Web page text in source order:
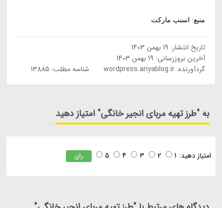
منبع: اسنپ مارکت
تاریخ انتشار: 19 بهمن 1403
آخرین بروزرسانی: 19 بهمن 1403
گردآورنده:wordpress.ariyablog.ir شناسه مطلب: 13885
به "طرز تهیه مربای انجیر خانگی" امتیاز دهید
امتیاز دهید: 1
2
3
4
5 رای